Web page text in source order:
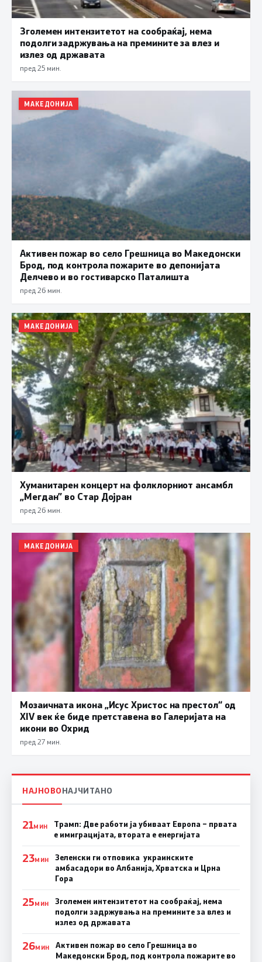
Зголемен интензитетот на сообраќај, нема
подолги задржувања на премините за влез и
излез од државата
пред 25 мин.
МАКЕДОНИЈА
Активен пожар во село Грешница во Македонски
Брод, под контрола пожарите во депонијата
Делчево и во гостиварско Паталишта
пред 26 мин.
МАКЕДОНИЈА
Хуманитарен концерт на фолклорниот ансамбл
„Мегдан” во Стар Дојран
пред 26 мин.
МАКЕДОНИЈА
Мозаичната икона „Исус Христос на престол“ од
XIV век ќе биде претставена во Галеријата на
икони во Охрид
пред 27 мин.
НАЈНОВОНАЈЧИТАНО
21МИН
Трамп: Две работи ја убиваат Европа – првата
е имиграцијата, втората е енергијата
23МИН
Зеленски ги отповика украинските
амбасадори во Албанија, Хрватска и Црна
Гора
25МИН
Зголемен интензитетот на сообраќај, нема
подолги задржувања на премините за влез и
излез од државата
26МИН
Активен пожар во село Грешница во
Македонски Брод, под контрола пожарите во